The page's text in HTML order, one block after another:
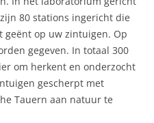
80 stations ingericht die
geënt op uw zintuigen. Op
gegeven. In totaal 300
om herkent en onderzocht
gescherpt met
Tauern aan natuur te